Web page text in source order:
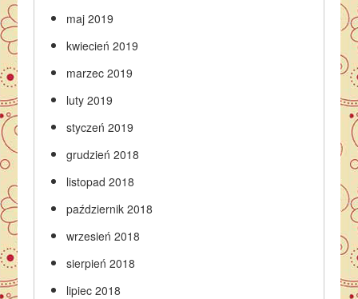
maj 2019
kwiecień 2019
marzec 2019
luty 2019
styczeń 2019
grudzień 2018
listopad 2018
październik 2018
wrzesień 2018
sierpień 2018
lipiec 2018